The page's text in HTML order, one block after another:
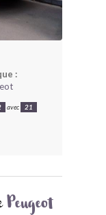
:
avec 21
Peugeot